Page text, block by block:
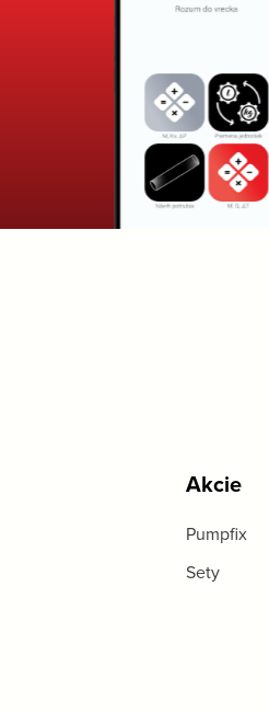
Akcie
Pumpfix
Sety